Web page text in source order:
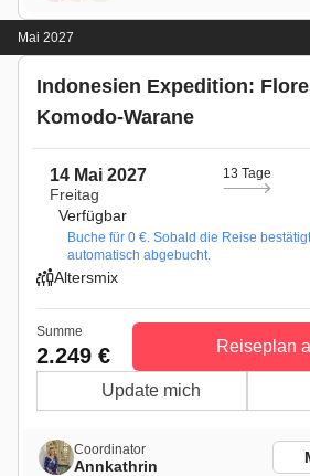
Mai 2027
Indonesien Expedition:
Komodo-Warane
14 Mai 2027
Freitag
13 Tage
Verfügbar
Buche für 0 €. Sobald die Reise
automatisch abgebucht.
Altersmix
Summe
2.249 € Reiseplan
Update mich
Coordinator
Annkathrin